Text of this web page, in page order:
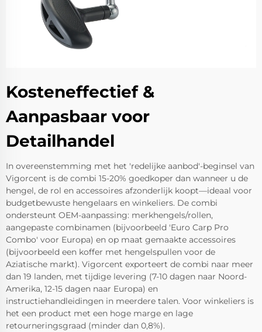
Kosteneffectief &
Aanpasbaar voor
Detailhandel
In overeenstemming met het 'redelijke aanbod'-beginsel van
Vigorcent is de combi 15-20% goedkoper dan wanneer u de
hengel, de rol en accessoires afzonderlijk koopt—ideaal voor
budgetbewuste hengelaars en winkeliers. De combi
ondersteunt OEM-aanpassing: merkhengels/rollen,
aangepaste combinamen (bijvoorbeeld 'Euro Carp Pro
Combo' voor Europa) en op maat gemaakte accessoires
(bijvoorbeeld een koffer met hengelspullen voor de
Aziatische markt). Vigorcent exporteert de combi naar meer
dan 19 landen, met tijdige levering (7-10 dagen naar Noord-
Amerika, 12-15 dagen naar Europa) en
instructiehandleidingen in meerdere talen. Voor winkeliers is
het een product met een hoge marge en lage
retourneringsgraad (minder dan 0,8%).